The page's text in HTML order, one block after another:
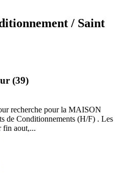
/ Saint
(39)
recherche pour la MAISON
de Conditionnements (H/F) . Les
fin aout,...